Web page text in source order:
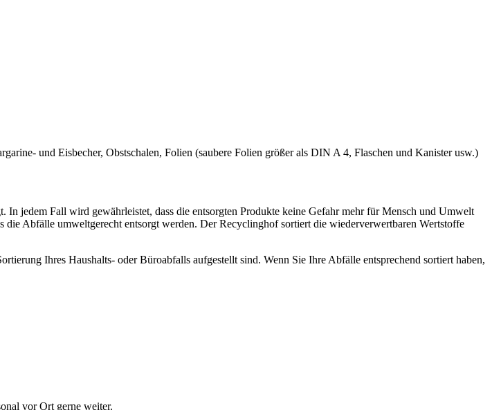
und Eisbecher, Obstschalen, Folien (saubere Folien größer als DIN A 4, Flaschen und Kanister usw.)
jedem Fall wird gewährleistet, dass die entsorgten Produkte keine Gefahr mehr für Mensch und Umwelt
Abfälle umweltgerecht entsorgt werden. Der Recyclinghof sortiert die wiederverwertbaren Wertstoffe
Ihres Haushalts- oder Büroabfalls aufgestellt sind. Wenn Sie Ihre Abfälle entsprechend sortiert haben,
vor Ort gerne weiter.